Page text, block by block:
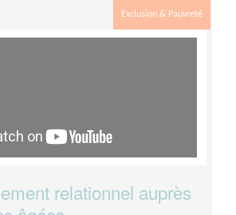
Exclusion & Pauvreté
relationnel auprès